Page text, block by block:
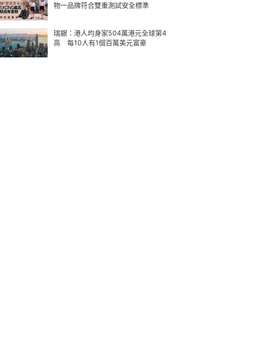
物一品牌符合雙重測試安全標準
瑞銀：港人均身家504萬港元全球第4
高 每10人有1個百萬美元富豪